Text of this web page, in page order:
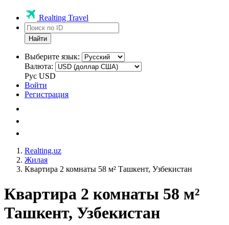
Realting Travel
Найти
Выберите язык:
Валюта:
Рус USD
Войти
Регистрация
Realting.uz
Жилая
Квартира 2 комнаты 58 м² Ташкент, Узбекистан
Квартира 2 комнаты 58 м²
Ташкент, Узбекистан